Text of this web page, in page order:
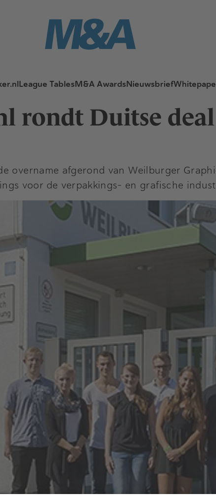
League TablesM&A AwardsNieuwsbrief
rondt Duitse
overname afgerond van Weilburger
voor de verpakkings- en grafische